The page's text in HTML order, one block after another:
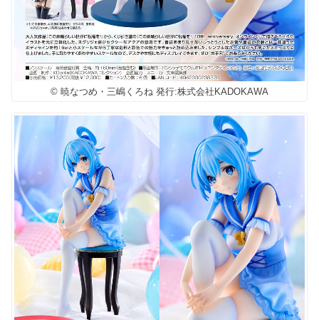
© 暁なつめ・三嶋くろね 発行:株式会社KADOKAWA